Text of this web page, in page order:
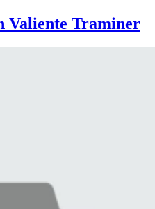
Valiente Traminer